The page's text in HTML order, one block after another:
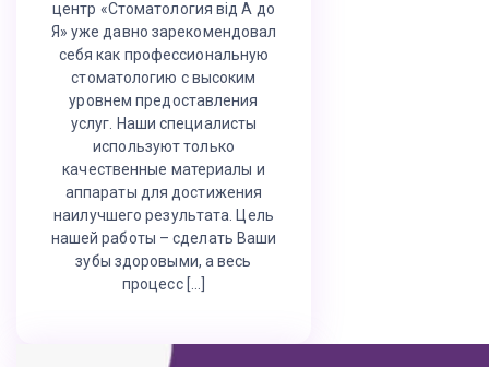
центр «Стоматология від А до
Я» уже давно зарекомендовал
себя как профессиональную
стоматологию с высоким
уровнем предоставления
услуг. Наши специалисты
используют только
качественные материалы и
аппараты для достижения
наилучшего результата. Цель
нашей работы – сделать Ваши
зубы здоровыми, а весь
процесс […]